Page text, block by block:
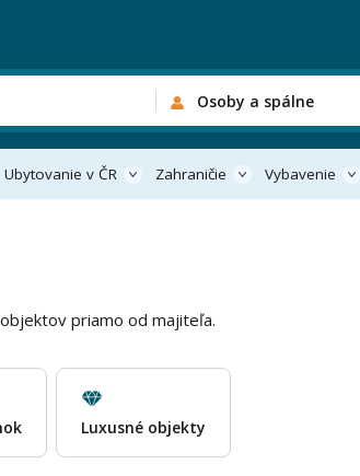
Osoby a spálne
Ubytovanie v ČR Zahraničie Vybavenie
priamo od majiteľa.
Luxusné objekty